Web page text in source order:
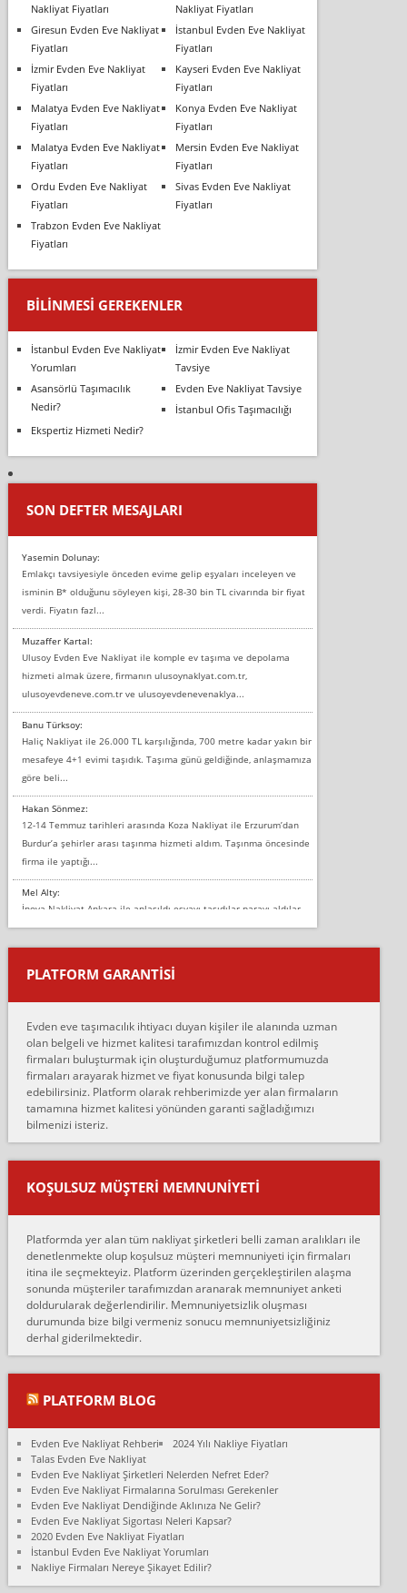
Nakliyat Fiyatları
Nakliyat Fiyatları
Giresun Evden Eve Nakliyat
Fiyatları
İstanbul Evden Eve Nakliyat
Fiyatları
İzmir Evden Eve Nakliyat
Fiyatları
Kayseri Evden Eve Nakliyat
Fiyatları
Malatya Evden Eve Nakliyat
Fiyatları
Konya Evden Eve Nakliyat
Fiyatları
Malatya Evden Eve Nakliyat
Fiyatları
Mersin Evden Eve Nakliyat
Fiyatları
Ordu Evden Eve Nakliyat
Fiyatları
Sivas Evden Eve Nakliyat
Fiyatları
Trabzon Evden Eve Nakliyat
Fiyatları
BILINMESI GEREKENLER
İstanbul Evden Eve Nakliyat
Yorumları
İzmir Evden Eve Nakliyat
Tavsiye
Asansörlü Taşımacılık
Nedir?
Evden Eve Nakliyat Tavsiye
İstanbul Ofis Taşımacılığı
Ekspertiz Hizmeti Nedir?
SON DEFTER MESAJLARI
Yasemin Dolunay:
Emlakçı tavsiyesiyle önceden evime gelip eşyaları inceleyen ve
isminin B* olduğunu söyleyen kişi, 28-30 bin TL civarında bir fiyat
verdi. Fiyatın fazl...
Muzaffer Kartal:
Ulusoy Evden Eve Nakliyat ile komple ev taşıma ve depolama
hizmeti almak üzere, firmanın ulusoynaklyat.com.tr,
ulusoyevdeneve.com.tr ve ulusoyevdenevenaklya...
Banu Türksoy:
Haliç Nakliyat ile 26.000 TL karşılığında, 700 metre kadar yakın bir
mesafeye 4+1 evimi taşıdık. Taşıma günü geldiğinde, anlaşmamıza
göre beli...
Hakan Sönmez:
12-14 Temmuz tarihleri arasında Koza Nakliyat ile Erzurum’dan
Burdur’a şehirler arası taşınma hizmeti aldım. Taşınma öncesinde
firma ile yaptığı...
Mel Alty:
İnova Nakliyat Ankara ile anlaşıldı eşyayı taşıdılar parayı aldılar.
Salon duvarına bir baktım birisi boydan alüminyum renkli bantı
yapıştırm...
Murat:
çalıştıklarını, müş...
Ahmet:
Lüleburgaz güngünes evden eve naklyat eşyalarımı taşımak için
anlaştık sabah eve geldiklerinde de eşyalarımı düzgün şekilde
sarcaz demelerine r...
mehmet güldü:
Ankara ALİCANLAR NAKLİYAT Tutarsız ve ticari ahlak problemleri
var verdikleri fiyat teklifini arttırdılar. Sonrasında taşıma gününde
oldukça tutarsı...
Ankara Alicanlar naklyat tel 5465524025. 2600 TL'ye ankaradan
Konya ya Alicanlar naklyat la anlaştık bu şahıs evin taşınacağı gün
fiyatın mazoto gele...
Fatih kokmese:
Diyarbakır dan eşyamı getirtmek için anlaştım sözleşme yaptım.
Son anda fiyat artırdılar.. mecburiyetten tasittim.. bu kişiler ağrılı
Ali:
olduk. Asansörlü dediler sonra uraya asansör kurulmaz dediler
fark istediler. ortada asa...
Nimet:
Ben 2021 Ağustos ilk haftası Evimi taşıdım yani İstanbul'un bir
Mahallesi'nden bir başka Mahallesi'ne yani Ümraniye bölgesinde
oturuyorum önceleri ara...
Nimet Köse:
PLATFORM GARANTİSİ
Evden eve taşımacılık ihtiyacı duyan kişiler ile alanında uzman
olan belgeli ve hizmet kalitesi tarafımızdan kontrol edilmiş
firmaları buluşturmak için oluşturduğumuz platformumuzda
firmaları arayarak hizmet ve fiyat konusunda bilgi talep
edebilirsiniz. Platform olarak rehberimizde yer alan firmaların
tamamına hizmet kalitesi yönünden garanti sağladığımızı
bilmenizi isteriz.
KOŞULSUZ MÜŞTERI MEMNUNIYETI
Platformda yer alan tüm nakliyat şirketleri belli zaman aralıkları ile
denetlenmekte olup koşulsuz müşteri memnuniyeti için firmaları
itina ile seçmekteyiz. Platform üzerinden gerçekleştirilen alaşma
sonunda müşteriler tarafımızdan aranarak memnuniyet anketi
doldurularak değerlendirilir. Memnuniyetsizlik oluşması
durumunda bize bilgi vermeniz sonucu memnuniyetsizliğiniz
derhal giderilmektedir.
PLATFORM BLOG
Evden Eve Nakliyat Rehberi
2024 Yılı Nakliye Fiyatları
Talas Evden Eve Nakliyat
Evden Eve Nakliyat Şirketleri Nelerden Nefret Eder?
Evden Eve Nakliyat Firmalarına Sorulması Gerekenler
Evden Eve Nakliyat Dendiğinde Aklınıza Ne Gelir?
Evden Eve Nakliyat Sigortası Neleri Kapsar?
2020 Evden Eve Nakliyat Fiyatları
İstanbul Evden Eve Nakliyat Yorumları
Nakliye Firmaları Nereye Şikayet Edilir?